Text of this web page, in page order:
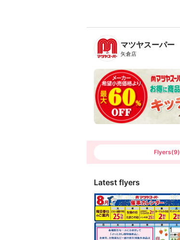
B
n
c
h
T
マツヤスーパー
矢倉店
Flyers(9)
Latest flyers